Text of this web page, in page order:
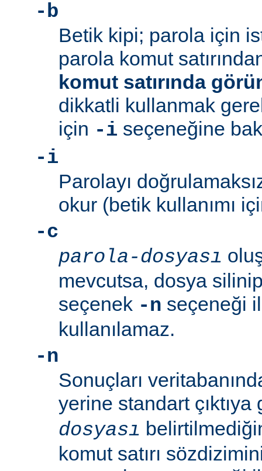
-b
Betik kipi; parola için
parola komut
komut satırında
dikkatli kullanmak
için -i seçeneğine
-i
Parolayı
okur (betik kullanımı
-c
parola-dosyası
mevcutsa, dosya
seçenek -n seçeneği
kullanılamaz.
-n
Sonuçları
yerine standart
dosyası
komut satırı